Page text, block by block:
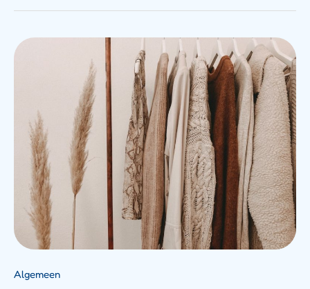
Algemeen
Emlichheim:
Weten
Over
De
Kledingwinkels